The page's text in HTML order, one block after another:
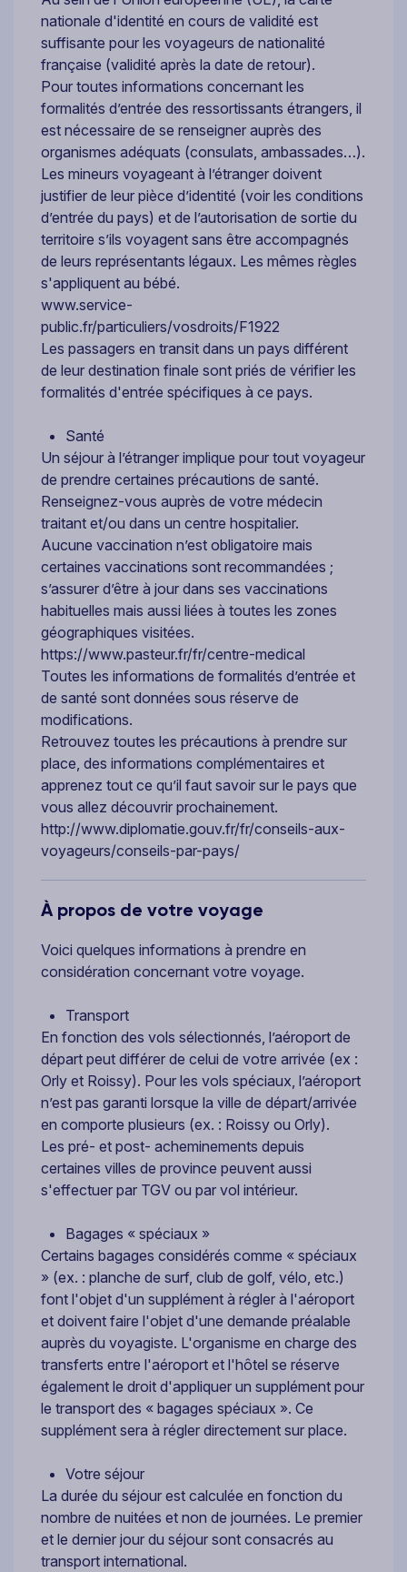
nationale d'identité en cours de validité est
suffisante pour les voyageurs de nationalité
française (validité après la date de retour).
Pour toutes informations concernant les
formalités d’entrée des ressortissants étrangers, il
est nécessaire de se renseigner auprès des
organismes adéquats (consulats, ambassades…).
Les mineurs voyageant à l’étranger doivent
justifier de leur pièce d’identité (voir les conditions
d’entrée du pays) et de l’autorisation de sortie du
territoire s’ils voyagent sans être accompagnés
de leurs représentants légaux. Les mêmes règles
s'appliquent au bébé.
www.service-
public.fr/particuliers/vosdroits/F1922
Les passagers en transit dans un pays différent
de leur destination finale sont priés de vérifier les
formalités d'entrée spécifiques à ce pays.
Santé
Un séjour à l’étranger implique pour tout voyageur
de prendre certaines précautions de santé.
Renseignez-vous auprès de votre médecin
traitant et/ou dans un centre hospitalier.
Aucune vaccination n’est obligatoire mais
certaines vaccinations sont recommandées ;
s’assurer d’être à jour dans ses vaccinations
habituelles mais aussi liées à toutes les zones
géographiques visitées.
https://www.pasteur.fr/fr/centre-medical
Toutes les informations de formalités d’entrée et
de santé sont données sous réserve de
modifications.
Retrouvez toutes les précautions à prendre sur
place, des informations complémentaires et
apprenez tout ce qu’il faut savoir sur le pays que
vous allez découvrir prochainement.
http://www.diplomatie.gouv.fr/fr/conseils-aux-
voyageurs/conseils-par-pays/
À propos de votre voyage
Voici quelques informations à prendre en
considération concernant votre voyage.
Transport
En fonction des vols sélectionnés, l’aéroport de
départ peut différer de celui de votre arrivée (ex :
Orly et Roissy). Pour les vols spéciaux, l’aéroport
n’est pas garanti lorsque la ville de départ/arrivée
en comporte plusieurs (ex. : Roissy ou Orly).
Les pré- et post- acheminements depuis
certaines villes de province peuvent aussi
s'effectuer par TGV ou par vol intérieur.
Bagages « spéciaux »
Certains bagages considérés comme « spéciaux
» (ex. : planche de surf, club de golf, vélo, etc.)
font l'objet d'un supplément à régler à l'aéroport
et doivent faire l'objet d'une demande préalable
auprès du voyagiste. L'organisme en charge des
transferts entre l'aéroport et l'hôtel se réserve
également le droit d'appliquer un supplément pour
le transport des « bagages spéciaux ». Ce
supplément sera à régler directement sur place.
Votre séjour
La durée du séjour est calculée en fonction du
nombre de nuitées et non de journées. Le premier
et le dernier jour du séjour sont consacrés au
transport international.